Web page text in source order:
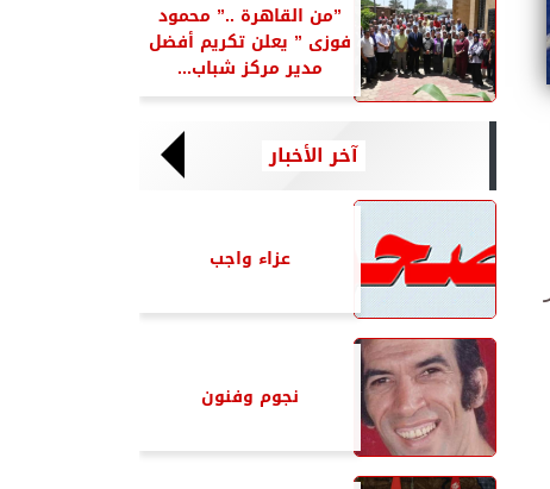
”من القاهرة ..” محمود
فوزى ” يعلن تكريم أفضل
مدير مركز شباب...
آخر الأخبار
عزاء واجب
نجوم وفنون